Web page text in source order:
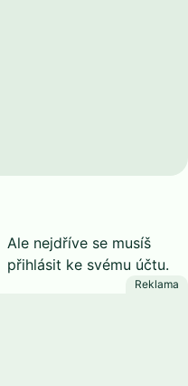
Ale nejdříve se musíš
přihlásit ke svému účtu.